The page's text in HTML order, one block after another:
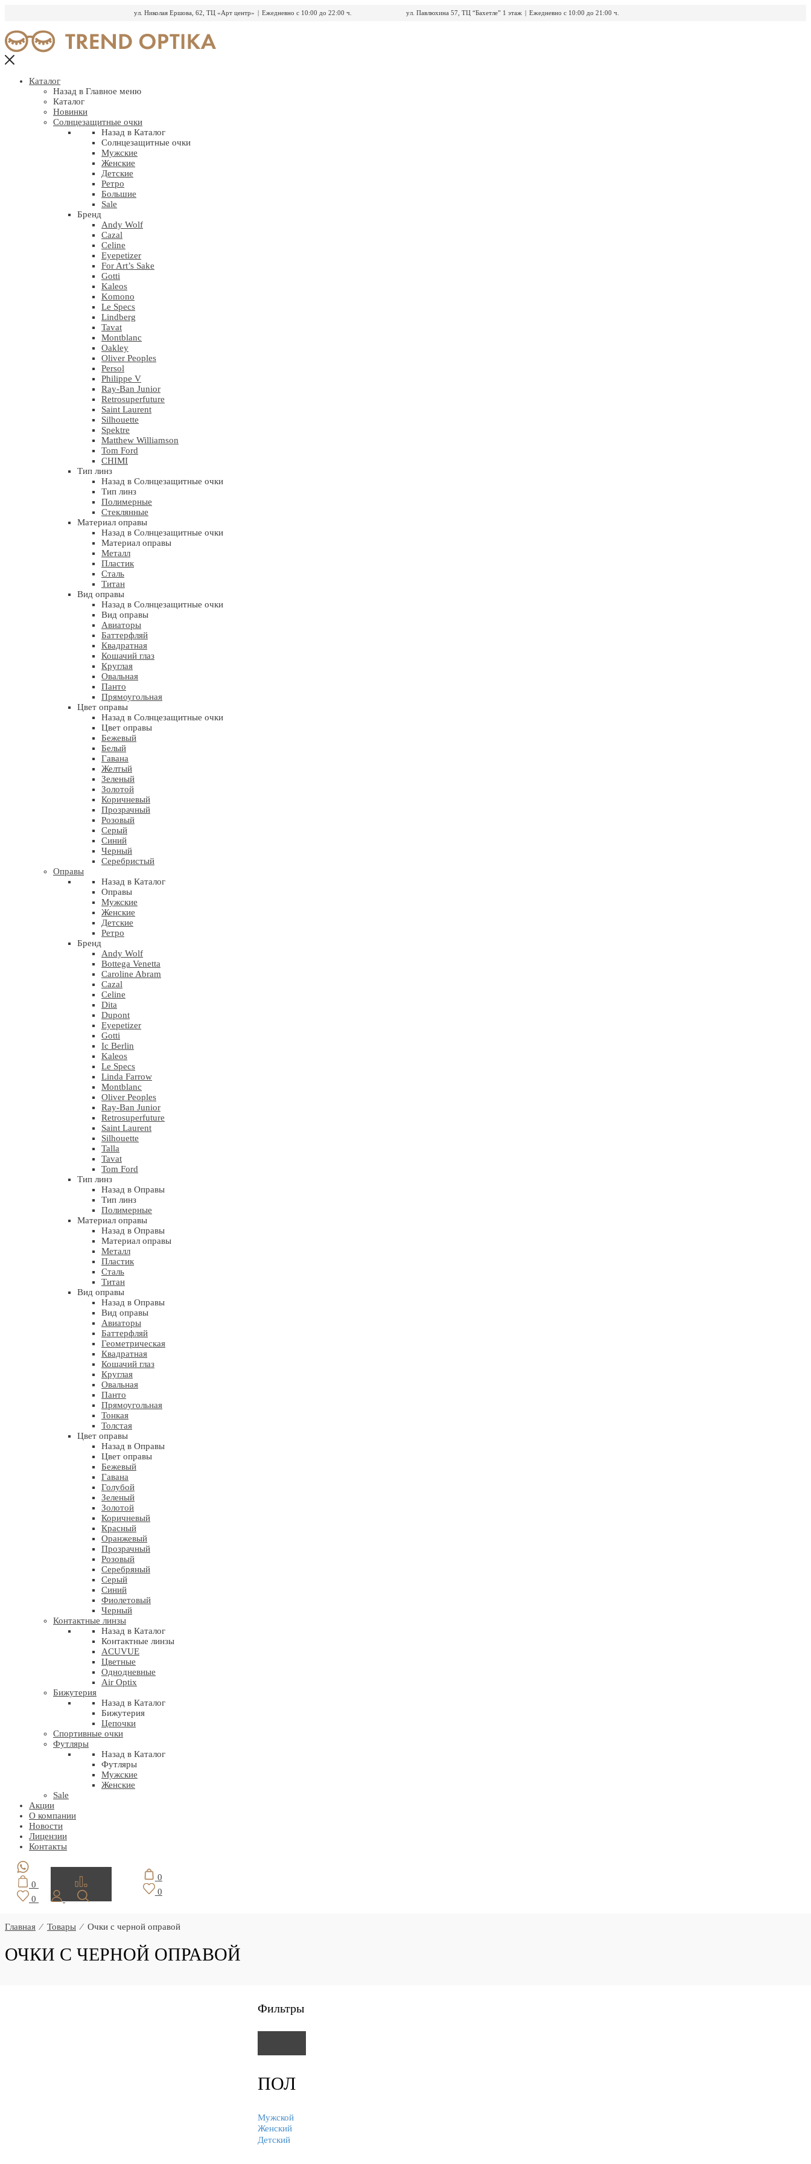
ул. Николая Ершова, 62, ТЦ «Арт центр» | Ежедневно с 10:00 до 22:00 ч. ул. Павлюхина 57, ТЦ “Бахетле” 1 этаж | Ежедневно с 10:00 до 21:00 ч.
к
содержимому
Каталог
Назад в Главное меню
Каталог
Новинки
Солнцезащитные очки
Назад в Каталог
Солнцезащитные очки
Мужские
Женские
Детские
Ретро
Большие
Sale
Бренд
Andy Wolf
Cazal
Celine
Eyepetizer
For Art’s Sake
Gotti
Kaleos
Komono
Le Specs
Lindberg
Tavat
Montblanc
Oakley
Oliver Peoples
Persol
Philippe V
Ray-Ban Junior
Retrosuperfuture
Saint Laurent
Silhouette
Spektre
Matthew Williamson
Tom Ford
CHIMI
Тип линз
Назад в Солнцезащитные очки
Тип линз
Полимерные
Стеклянные
Материал оправы
Назад в Солнцезащитные очки
Материал оправы
Металл
Пластик
Сталь
Титан
Вид оправы
Назад в Солнцезащитные очки
Вид оправы
Авиаторы
Баттерфляй
Квадратная
Кошачий глаз
Круглая
Овальная
Панто
Прямоугольная
Цвет оправы
Назад в Солнцезащитные очки
Цвет оправы
Бежевый
Белый
Гавана
Желтый
Зеленый
Золотой
Коричневый
Прозрачный
Розовый
Серый
Синий
Черный
Серебристый
Оправы
Назад в Каталог
Оправы
Мужские
Женские
Детские
Ретро
Бренд
Andy Wolf
Bottega Venetta
Caroline Abram
Cazal
Celine
Dita
Dupont
Eyepetizer
Gotti
Ic Berlin
Kaleos
Le Specs
Linda Farrow
Montblanc
Oliver Peoples
Ray-Ban Junior
Retrosuperfuture
Saint Laurent
Silhouette
Talla
Tavat
Tom Ford
Тип линз
Назад в Оправы
Тип линз
Полимерные
Материал оправы
Назад в Оправы
Материал оправы
Металл
Пластик
Сталь
Титан
Вид оправы
Назад в Оправы
Вид оправы
Авиаторы
Баттерфляй
Геометрическая
Квадратная
Кошачий глаз
Круглая
Овальная
Панто
Прямоугольная
Тонкая
Толстая
Цвет оправы
Назад в Оправы
Цвет оправы
Бежевый
Гавана
Голубой
Зеленый
Золотой
Коричневый
Красный
Оранжевый
Прозрачный
Розовый
Серебряный
Серый
Синий
Фиолетовый
Черный
Контактные линзы
Назад в Каталог
Контактные линзы
ACUVUE
Цветные
Однодневные
Air Optix
Бижутерия
Назад в Каталог
Бижутерия
Цепочки
Спортивные очки
Футляры
Назад в Каталог
Футляры
Мужские
Женские
Sale
Акции
О компании
Новости
Лицензии
Контакты
0
0
0
0
Главная ⁄ Товары ⁄ Очки с черной оправой
ОЧКИ С ЧЕРНОЙ ОПРАВОЙ
Фильтры
ПОЛ
Мужской
Женский
Детский